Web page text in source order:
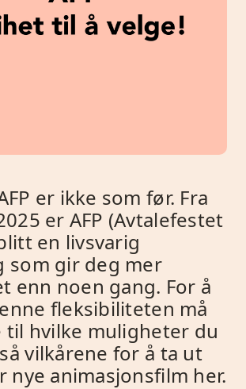
er ikke som før. Fra
er AFP (Avtalefestet
en livsvarig
som gir deg mer
enn noen gang. For å
fleksibiliteten må
til hvilke muligheter du
vilkårene for å ta ut
nye animasjonsfilm her.